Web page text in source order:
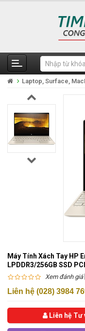
Laptop, Surface,
Máy Tính Xách Tay HP
LPDDR3/256GB SSD
Xem đánh giá|
Liên hệ (028) 3984
Liên hệ Tư